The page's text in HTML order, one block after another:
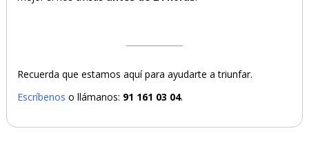
Recuerda que estamos aquí para ayudarte a triunfar.
Escríbenos o llámanos: 91 161 03 04.